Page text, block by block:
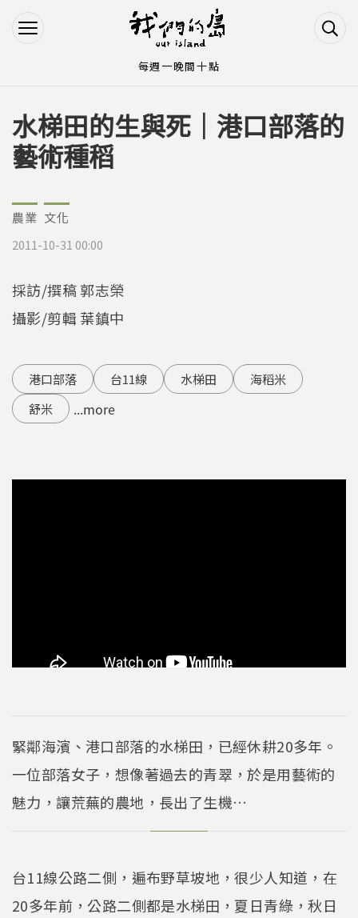
Jump to Navigation
Jump to Main content
您在這裡
水梯田的生與死｜港口部落的
藝術種稻
農業 文化
2011-10-31 00:00
採訪/撰稿 郭志榮
攝影/剪輯 葉鎮中
港口部落 台11線 水梯田
海稻米
舒米
...more
緊鄰海濱、港口部落的水梯田，已經休耕20多年。
一位部落女子，想像著過去的青翠，於是用藝術的
魅力，讓荒蕪的農地，長出了生機…
台11線公路二側，遍布野草坡地，很少人知道，在
20多年前，公路二側都是水梯田，夏日青綠，秋日
每週一晚間十點